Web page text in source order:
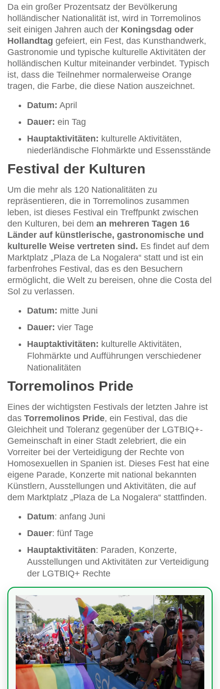
Da ein großer Prozentsatz der Bevölkerung
holländischer Nationalität ist, wird in Torremolinos
seit einigen Jahren auch der Koningsdag oder
Hollandtag gefeiert, ein Fest, das Kunsthandwerk,
Gastronomie und typische kulturelle Aktivitäten der
holländischen Kultur miteinander verbindet. Typisch
ist, dass die Teilnehmer normalerweise Orange
tragen, die Farbe, die diese Nation auszeichnet.
Datum: April
Dauer: ein Tag
Hauptaktivitäten: kulturelle Aktivitäten,
niederländische Flohmärkte und Essensstände
Festival der Kulturen
Um die mehr als 120 Nationalitäten zu
repräsentieren, die in Torremolinos zusammen
leben, ist dieses Festival ein Treffpunkt zwischen
den Kulturen, bei dem an mehreren Tagen 16
Länder auf künstlerische, gastronomische und
kulturelle Weise vertreten sind. Es findet auf dem
Marktplatz „Plaza de La Nogalera“ statt und ist ein
farbenfrohes Festival, das es den Besuchern
ermöglicht, die Welt zu bereisen, ohne die Costa del
Sol zu verlassen.
Datum: mitte Juni
Dauer: vier Tage
Hauptaktivitäten: kulturelle Aktivitäten,
Flohmärkte und Aufführungen verschiedener
Nationalitäten
Torremolinos Pride
Eines der wichtigsten Festivals der letzten Jahre ist
das Torremolinos Pride, ein Festival, das die
Gleichheit und Toleranz gegenüber der LGTBIQ+-
Gemeinschaft in einer Stadt zelebriert, die ein
Vorreiter bei der Verteidigung der Rechte von
Homosexuellen in Spanien ist. Dieses Fest hat eine
eigene Parade, Konzerte mit national bekannten
Künstlern, Ausstellungen und Aktivitäten, die auf
dem Marktplatz „Plaza de La Nogalera“ stattfinden.
Datum: anfang Juni
Dauer: fünf Tage
Hauptaktivitäten: Paraden, Konzerte,
Ausstellungen und Aktivitäten zur Verteidigung
der LGTBIQ+ Rechte